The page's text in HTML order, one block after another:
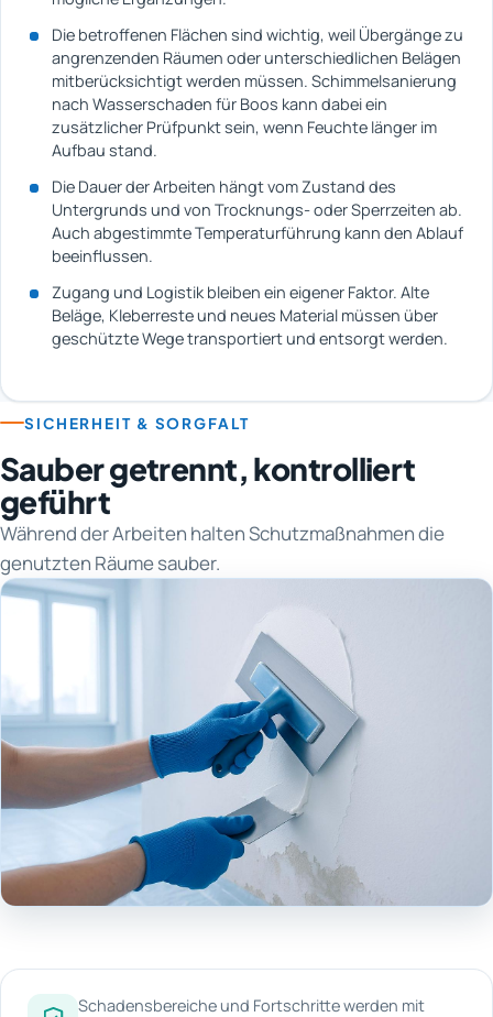
Die betroffenen Flächen sind wichtig, weil Übergänge zu
angrenzenden Räumen oder unterschiedlichen Belägen
mitberücksichtigt werden müssen. Schimmelsanierung
nach Wasserschaden für Boos kann dabei ein
zusätzlicher Prüfpunkt sein, wenn Feuchte länger im
Aufbau stand.
Die Dauer der Arbeiten hängt vom Zustand des
Untergrunds und von Trocknungs- oder Sperrzeiten ab.
Auch abgestimmte Temperaturführung kann den Ablauf
beeinflussen.
Zugang und Logistik bleiben ein eigener Faktor. Alte
Beläge, Kleberreste und neues Material müssen über
geschützte Wege transportiert und entsorgt werden.
SICHERHEIT & SORGFALT
Sauber getrennt, kontrolliert
geführt
Während der Arbeiten halten Schutzmaßnahmen die
genutzten Räume sauber.
Schadensbereiche und Fortschritte werden mit